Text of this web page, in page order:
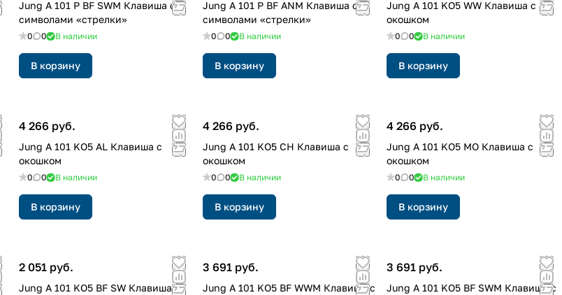
Jung A 101 P BF SWM Клавиша с
символами «стрелки»
0 0 В наличии
В корзину
Jung A 101 P BF ANM Клавиша с
символами «стрелки»
0 0 В наличии
В корзину
Jung A 101 KO5 WW Клавиша с
окошком
0 0 В наличии
В корзину
4 266 руб.
Jung A 101 KO5 AL Клавиша с
окошком
0 0 В наличии
В корзину
4 266 руб.
Jung A 101 KO5 CH Клавиша с
окошком
0 0 В наличии
В корзину
4 266 руб.
Jung A 101 KO5 MO Клавиша с
окошком
0 0 В наличии
В корзину
2 051 руб.
Jung A 101 KO5 BF SW Клавиша с
3 691 руб.
Jung A 101 KO5 BF WWM Клавиша с
3 691 руб.
Jung A 101 KO5 BF SWM Клавиша с